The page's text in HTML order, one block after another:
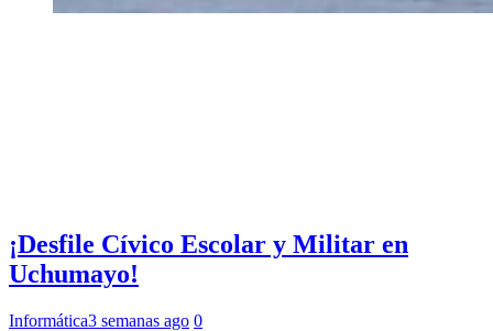
¡Desfile Cívico Escolar y Militar en
Uchumayo!
Informática3 semanas ago 0